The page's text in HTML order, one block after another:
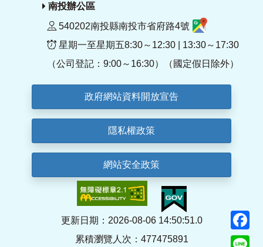
南投辦公區
540202南投縣南投市省府路4號
星期一至星期五8:30～12:30 | 13:30～17:30
（公司登記：9:00～16:30）（國定假日除外）
政府網站資料開放宣告
隱私權政策
網站安全政策
更新日期：2026-08-06 14:50:51.0
累積瀏覽人次：477475891